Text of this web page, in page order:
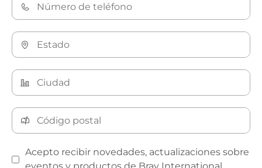
Acepto recibir novedades, actualizaciones sobre